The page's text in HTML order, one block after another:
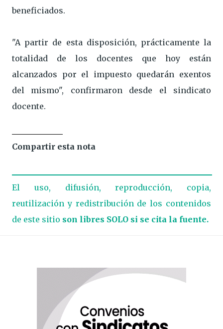
beneficiados.
"A partir de esta disposición, prácticamente la
totalidad de los docentes que hoy están
alcanzados por el impuesto quedarán exentos
del mismo", confirmaron desde el sindicato
docente.
Compartir esta nota
El uso, difusión, reproducción, copia,
reutilización y redistribución de los contenidos
de este sitio son libres SOLO si se cita la fuente.